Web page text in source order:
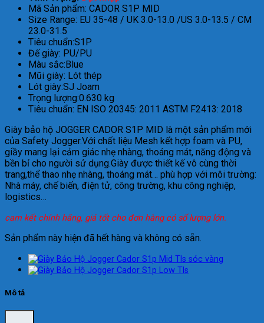
Mã Sản phẩm: CADOR S1P MID
Size Range: EU 35-48 / UK 3.0-13.0 /US 3.0-13.5 / CM
23.0-31.5
Tiêu chuẩn:S1P
Đế giày: PU/PU
Màu sắc:Blue
Mũi giày: Lót thép
Lót giày:SJ Joam
Trọng lượng:0.630 kg
Tiêu chuẩn: EN ISO 20345: 2011 ASTM F2413: 2018
Giày bảo hộ JOGGER CADOR S1P MID là một sản phẩm mới
của Safety Jogger.Với chất liệu Mesh kết hợp foam và PU,
giầy mang lại cảm giác nhẹ nhàng, thoáng mát, năng động và
bền bỉ cho người sử dụng.Giày được thiết kế vô cùng thời
trang,thể thao nhẹ nhàng, thoáng mát… phù hợp với môi trường:
Nhà máy, chế biến, điện tử, công trường, khu công nghiệp,
logistics…
cam kết chính hãng, giá tốt cho đơn hàng có số lượng lớn.
Sản phẩm này hiện đã hết hàng và không có sẵn.
Mô tả